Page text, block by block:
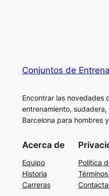
Conjuntos de
Encontrar las novedades
entrenamiento,
Barcelona para hombres
Acerca de
Equipo
Historia
Carreras
Política